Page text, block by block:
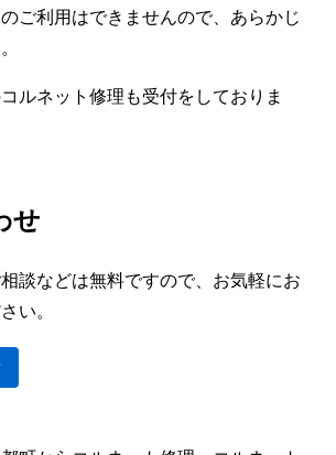
ご利用はできませんので、あらかじ
ルネット修理も受付をしておりま
せ
談などは無料ですので、お気軽にお
い。